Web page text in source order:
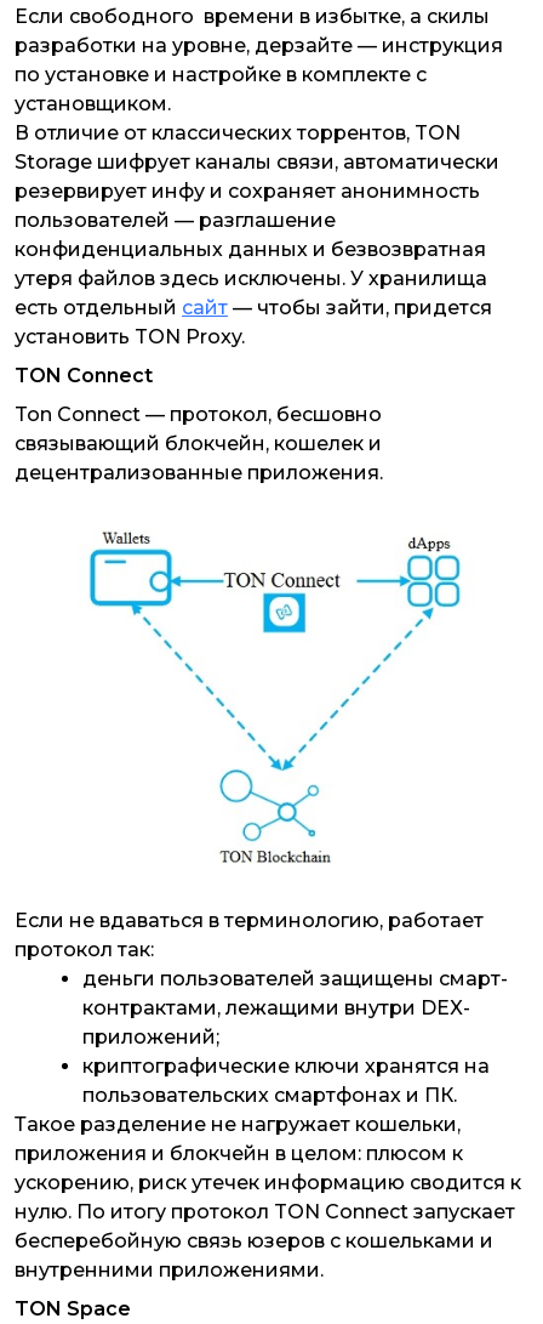
Если свободного времени в избытке, а скилы
разработки на уровне, дерзайте — инструкция
по установке и настройке в комплекте с
установщиком.
В отличие от классических торрентов, TON
Storage шифрует каналы связи, автоматически
резервирует инфу и сохраняет анонимность
пользователей — разглашение
конфиденциальных данных и безвозвратная
утеря файлов здесь исключены. У хранилища
есть отдельный сайт — чтобы зайти, придется
установить TON Proxy.
TON Connect
Ton Connect — протокол, бесшовно
связывающий блокчейн, кошелек и
децентрализованные приложения.
Если не вдаваться в терминологию, работает
протокол так:
деньги пользователей защищены смарт-
контрактами, лежащими внутри DEX-
приложений;
криптографические ключи хранятся на
пользовательских смартфонах и ПК.
Такое разделение не нагружает кошельки,
приложения и блокчейн в целом: плюсом к
ускорению, риск утечек информацию сводится к
нулю. По итогу протокол TON Connect запускает
бесперебойную связь юзеров с кошельками и
внутренними приложениями.
TON Space